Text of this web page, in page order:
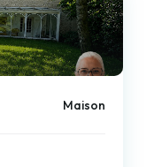
Maison